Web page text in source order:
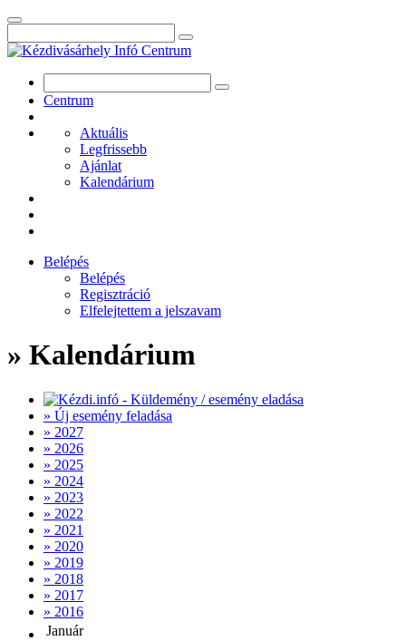
Centrum
Aktuális
Legfrissebb
Ajánlat
Kalendárium
Belépés
Belépés
Regisztráció
Elfelejtettem a jelszavam
» Kalendárium
» Új esemény feladása
» 2027
» 2026
» 2025
» 2024
» 2023
» 2022
» 2021
» 2020
» 2019
» 2018
» 2017
» 2016
Január